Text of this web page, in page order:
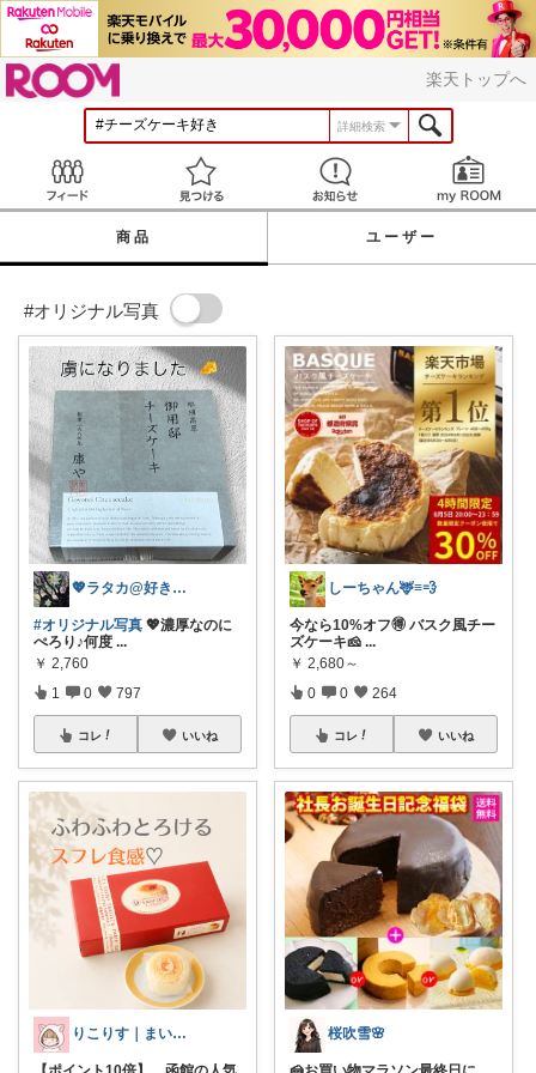
楽天トップへ
詳細検索
見つける お知らせ
商品 ユーザー
#オリジナル写真
💖ラタカ@好きなもので暮らしたい💖
#オリジナル写真 💖濃厚なのに
ぺろり♪何度 ...
￥ 2,760
1 0 797
コレ いいね
りこりす｜まいにちを楽しく♡
しーちゃん🦌≡💨
今なら10%オフ🉐 バスク風チー
ズケーキ🧀 ...
￥ 2,680～
0 0 264
コレ いいね
桜吹雪🌸